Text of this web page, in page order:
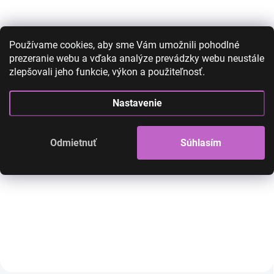
Používame cookies, aby sme Vám umožnili pohodlné
prezeranie webu a vďaka analýze prevádzky webu neustále
zlepšovali jeho funkcie, výkon a použiteľnosť.
Nastavenie
Odmietnuť Súhlasím
Clip in príčesok - blond
66/16
31,00 € 19,00 €
vlnitý M88
35,00 €